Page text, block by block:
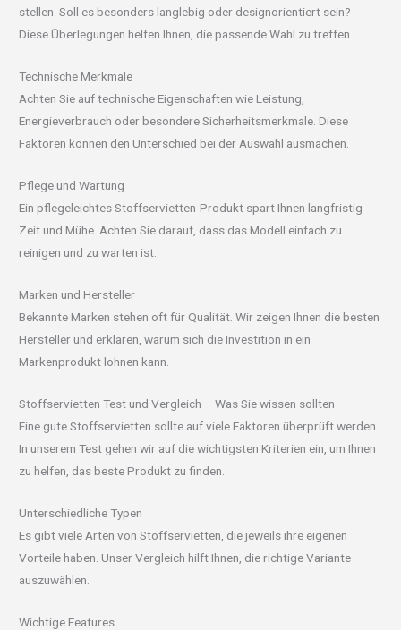
stellen. Soll es besonders langlebig oder designorientiert sein?
Diese Überlegungen helfen Ihnen, die passende Wahl zu treffen.
Technische Merkmale
Achten Sie auf technische Eigenschaften wie Leistung,
Energieverbrauch oder besondere Sicherheitsmerkmale. Diese
Faktoren können den Unterschied bei der Auswahl ausmachen.
Pflege und Wartung
Ein pflegeleichtes Stoffservietten-Produkt spart Ihnen langfristig
Zeit und Mühe. Achten Sie darauf, dass das Modell einfach zu
reinigen und zu warten ist.
Marken und Hersteller
Bekannte Marken stehen oft für Qualität. Wir zeigen Ihnen die besten
Hersteller und erklären, warum sich die Investition in ein
Markenprodukt lohnen kann.
Stoffservietten Test und Vergleich – Was Sie wissen sollten
Eine gute Stoffservietten sollte auf viele Faktoren überprüft werden.
In unserem Test gehen wir auf die wichtigsten Kriterien ein, um Ihnen
zu helfen, das beste Produkt zu finden.
Unterschiedliche Typen
Es gibt viele Arten von Stoffservietten, die jeweils ihre eigenen
Vorteile haben. Unser Vergleich hilft Ihnen, die richtige Variante
auszuwählen.
Wichtige Features